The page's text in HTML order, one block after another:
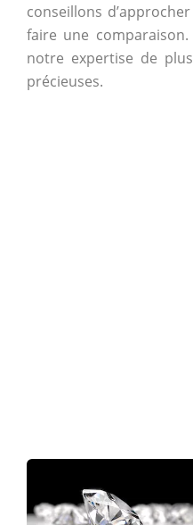
conseillons
faire une
notre expertise de
précieuses.